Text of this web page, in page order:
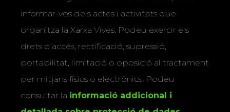
informar-vos dels actes i activitats que
organitza la Xarxa Vives. Podeu exercir els
drets d’accés, rectificació, supressió,
portabilitat, limitació o oposició al tractament
per mitjans físics o electrònics. Podeu
consultar la informació addicional i